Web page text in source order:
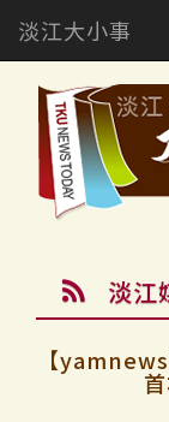
淡江大小事
淡江
【